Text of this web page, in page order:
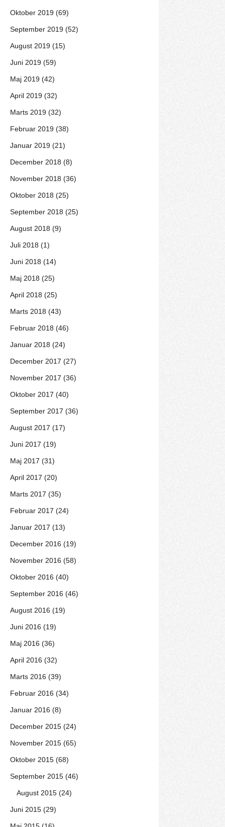
Oktober 2019 (69)
September 2019 (52)
August 2019 (15)
Juni 2019 (59)
Maj 2019 (42)
April 2019 (32)
Marts 2019 (32)
Februar 2019 (38)
Januar 2019 (21)
December 2018 (8)
November 2018 (36)
Oktober 2018 (25)
September 2018 (25)
August 2018 (9)
Juli 2018 (1)
Juni 2018 (14)
Maj 2018 (25)
April 2018 (25)
Marts 2018 (43)
Februar 2018 (46)
Januar 2018 (24)
December 2017 (27)
November 2017 (36)
Oktober 2017 (40)
September 2017 (36)
August 2017 (17)
Juni 2017 (19)
Maj 2017 (31)
April 2017 (20)
Marts 2017 (35)
Februar 2017 (24)
Januar 2017 (13)
December 2016 (19)
November 2016 (58)
Oktober 2016 (40)
September 2016 (46)
August 2016 (19)
Juni 2016 (19)
Maj 2016 (36)
April 2016 (32)
Marts 2016 (39)
Februar 2016 (34)
Januar 2016 (8)
December 2015 (24)
November 2015 (65)
Oktober 2015 (68)
September 2015 (46)
August 2015 (24)
Juni 2015 (29)